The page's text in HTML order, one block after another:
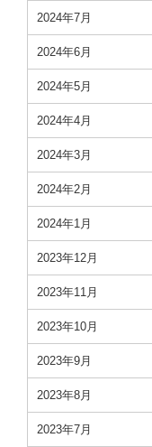
2024年7月
2024年6月
2024年5月
2024年4月
2024年3月
2024年2月
2024年1月
2023年12月
2023年11月
2023年10月
2023年9月
2023年8月
2023年7月